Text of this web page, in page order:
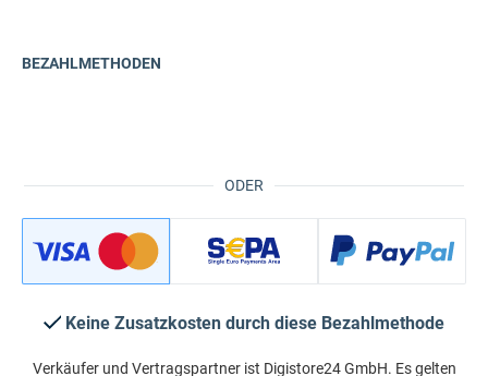
ODER
BEZAHLMETHODEN
Keine Zusatzkosten durch diese Bezahlmethode
Verkäufer und Vertragspartner ist Digistore24 GmbH. Es gelten